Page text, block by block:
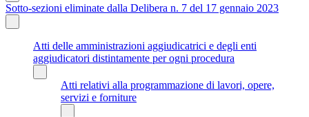
Sotto-sezioni eliminate dalla Delibera n. 7 del 17 gennaio 2023
Atti delle amministrazioni aggiudicatrici e degli enti
aggiudicatori distintamente per ogni procedura
Atti relativi alla programmazione di lavori, opere,
servizi e forniture